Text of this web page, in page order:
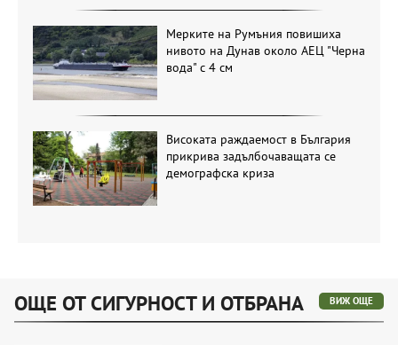
Мерките на Румъния повишиха
нивото на Дунав около АЕЦ "Черна
вода" с 4 см
Високата раждаемост в България
прикрива задълбочаващата се
демографска криза
ОЩЕ ОТ СИГУРНОСТ И ОТБРАНА ВИЖ ОЩЕ